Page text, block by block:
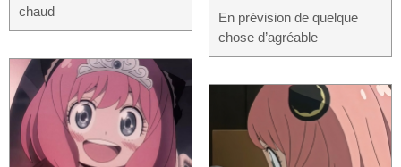
chaud
En prévision de quelque
chose d’agréable